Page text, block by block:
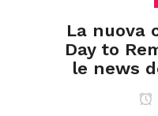
La nuova
Day to
le news